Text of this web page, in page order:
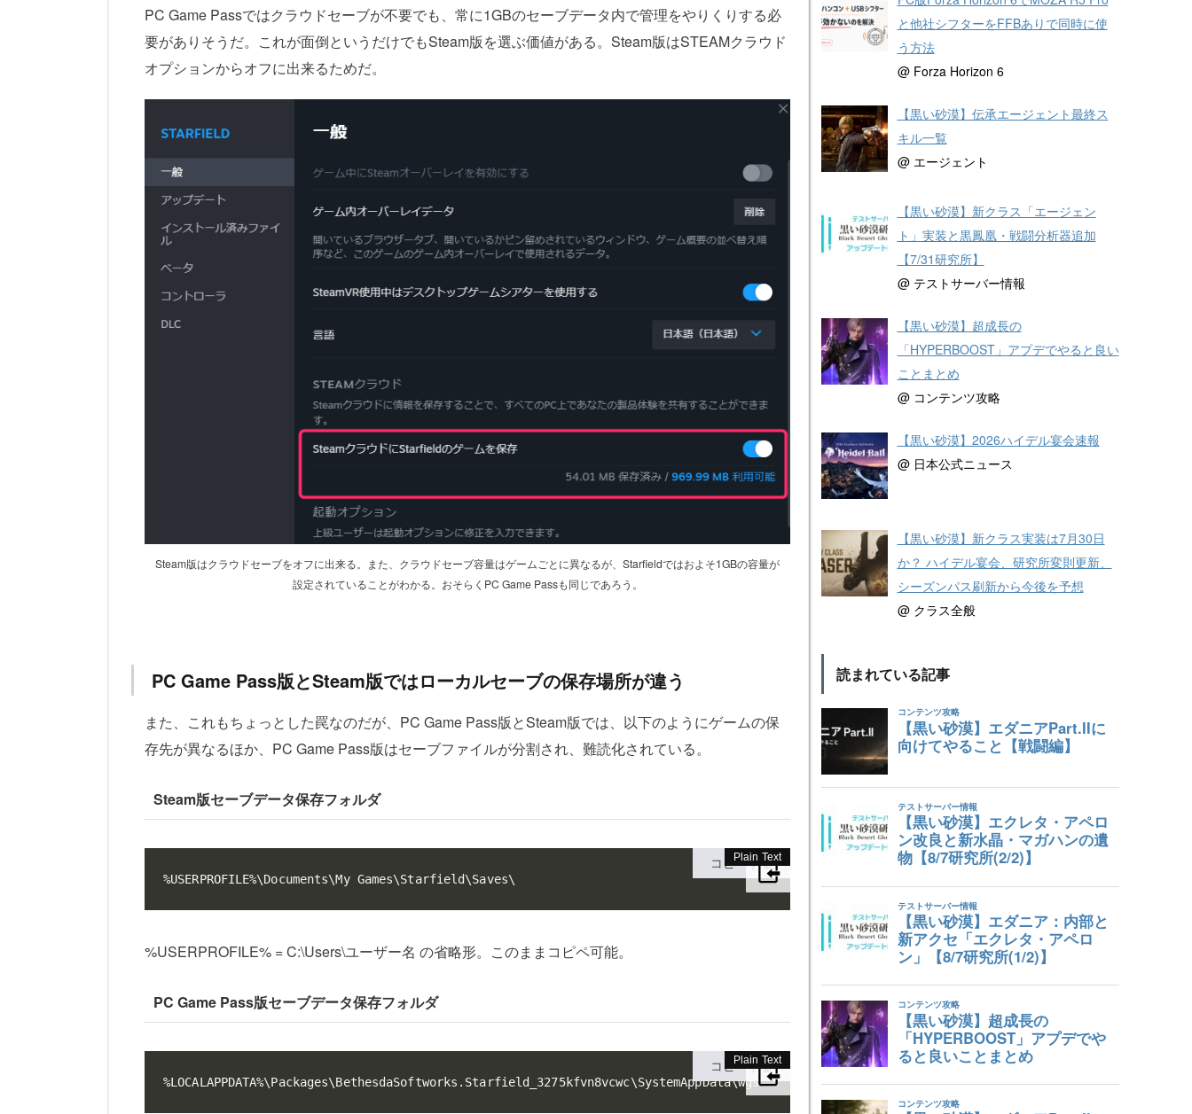
PC Game Passではクラウドセーブが不要でも、常に1GBのセーブデータ内で管理をやりくりする必
要がありそうだ。これが面倒というだけでもSteam版を選ぶ価値がある。Steam版はSTEAMクラウド
オプションからオフに出来るためだ。
Steam版はクラウドセーブをオフに出来る。また、クラウドセーブ容量はゲームごとに異なるが、Starfieldではおよそ1GBの容量が
設定されていることがわかる。おそらくPC Game Passも同じであろう。
PC Game Pass版とSteam版ではローカルセーブの保存場所が違う
また、これもちょっとした罠なのだが、PC Game Pass版とSteam版では、以下のようにゲームの保
存先が異なるほか、PC Game Pass版はセーブファイルが分割され、難読化されている。
Steam版セーブデータ保存フォルダ
%USERPROFILE%\Documents\My Games\Starfield\Saves\
コピーする
%USERPROFILE% = C:\Users\ユーザー名 の省略形。このままコピペ可能。
PC Game Pass版セーブデータ保存フォルダ
%LOCALAPPDATA%\Packages\BethesdaSoftworks.Starfield_3275kfvn8vcwc\SystemAppData\wgs
コピーする
と他社シフターをFFBありで同時に使
う方法
@ Forza Horizon 6
【黒い砂漠】伝承エージェント最終ス
キル一覧
@ エージェント
【黒い砂漠】新クラス「エージェン
ト」実装と黒鳳凰・戦闘分析器追加
【7/31研究所】
@ テストサーバー情報
【黒い砂漠】超成長の
「HYPERBOOST」アプデでやると良い
ことまとめ
@ コンテンツ攻略
【黒い砂漠】2026ハイデル宴会速報
@ 日本公式ニュース
【黒い砂漠】新クラス実装は7月30日
か？ ハイデル宴会、研究所変則更新、
シーズンパス刷新から今後を予想
@ クラス全般
読まれている記事